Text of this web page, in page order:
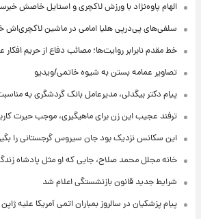
الهام پاوه‌نژاد با ورزش لاکچری و استایل خاصش
سلفی‌های پی‌درپی هلیا امامی در ماشین لاکچری‌اش
خط مقدم نابرابر روایت‌ها؛ مصائب دفاع از حریم
تصاویر عمامه بستن به شیوه خاتمی/ویدیو
پیام دکتر بیگدلی، مدیرعامل بانک گردشگری به
ترفند عجیب این زن برای ماهیگیری، موجب حیرت
این سکانس نزدیک بود جان سیروس گرجستانی را
خانه مجلل محمد صلاح، جایی که او مثل پادشاه
شرایط جدید قانون بازنشستگی اعلام شد
پیام پزشکیان در سالروز بمباران اتمی آمریکا علیه ژاپن